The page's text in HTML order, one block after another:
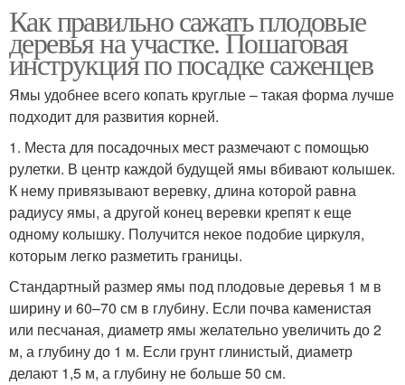
Как правильно сажать плодовые
деревья на участке. Пошаговая
инструкция по посадке саженцев
Ямы удобнее всего копать круглые – такая форма лучше
подходит для развития корней.
1. Места для посадочных мест размечают с помощью
рулетки. В центр каждой будущей ямы вбивают колышек.
К нему привязывают веревку, длина которой равна
радиусу ямы, а другой конец веревки крепят к еще
одному колышку. Получится некое подобие циркуля,
которым легко разметить границы.
Стандартный размер ямы под плодовые деревья 1 м в
ширину и 60–70 см в глубину. Если почва каменистая
или песчаная, диаметр ямы желательно увеличить до 2
м, а глубину до 1 м. Если грунт глинистый, диаметр
делают 1,5 м, а глубину не больше 50 см.